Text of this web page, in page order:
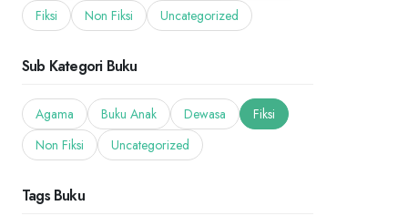
Fiksi
Non Fiksi Uncategorized
Sub Kategori Buku
Agama Buku Anak Dewasa
Fiksi
Non Fiksi
Uncategorized
Tags Buku